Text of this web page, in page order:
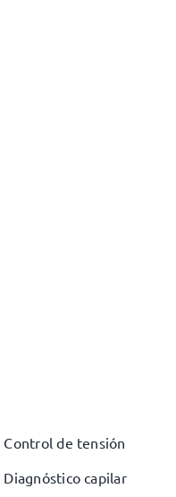
Control de tensión
Diagnóstico capilar